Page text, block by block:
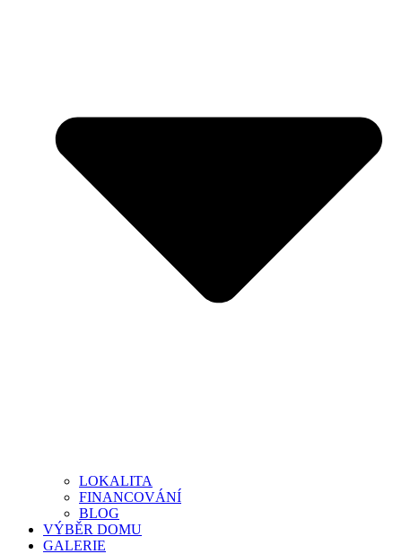
LOKALITA
FINANCOVÁNÍ
BLOG
VÝBĚR DOMU
GALERIE